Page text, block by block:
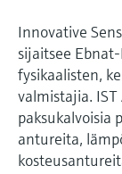
Innovative
sijaitsee
fysikaalisten,
valmistajia.
paksukalvoisia
antureita,